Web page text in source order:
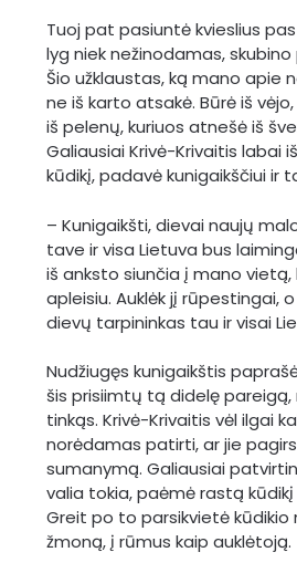
Tuoj pat pasiuntė kvieslius pas
lyg niek nežinodamas,
Šio užklaustas, ką mano apie
ne iš karto atsakė. Būrė iš
iš pelenų, kuriuos atnešė iš
Galiausiai Krivė-Krivaitis labai
kūdikį, padavė kunigaikščiui ir
– Kunigaikšti, dievai naujų
tave ir visa Lietuva bus
iš anksto siunčia į mano vietą,
apleisiu. Auklėk jį rūpestingai,
dievų tarpininkas tau ir visai
Nudžiugęs kunigaikštis
šis prisiimtų tą didelę pareigą,
tinkąs. Krivė-Krivaitis vėl ilgai
norėdamas patirti, ar jie
sumanymą. Galiausiai
valia tokia, paėmė rastą
Greit po to parsikvietė kūdikio
žmoną, į rūmus kaip auklėtoją.